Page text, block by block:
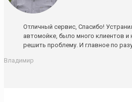
Отличный сервис, Спасибо!
автомойке, было много клиентов
решить проблему. И главное по
Владимир